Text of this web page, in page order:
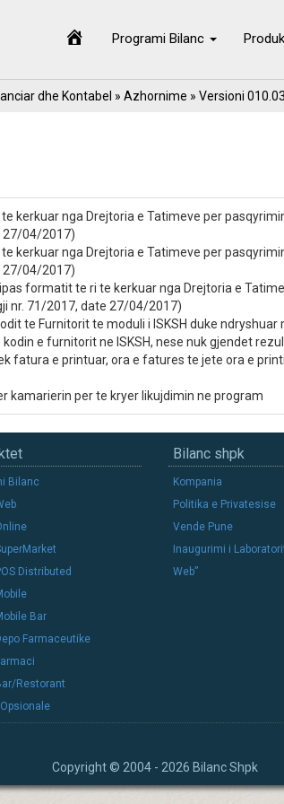
Programi Bilanc
dhe Kontabel » Azhornime » Versioni
kerkuar nga Drejtoria e Tatimeve per
27/04/2017)
kerkuar nga Drejtoria e Tatimeve per
27/04/2017)
formatit te ri te kerkuar nga Drejtoria e
nr. 71/2017, date 27/04/2017)
te Furnitorit te moduli i ISKSH duke ndryshuar
e furnitorit ne ISKSH, nese nuk gjendet
fatura e printuar, ora e fatures te jete ora e
kamarierin per te kryer likujdimin ne program
Bilanc
Distributed
Bar
Farmaceutike
Restorant
Bilanc shpk
Kompania
Politika e Privatesise
Vende Pune
Inaugurimi i
Web”
Copyright © 2004 - 2026 Bilanc Shpk